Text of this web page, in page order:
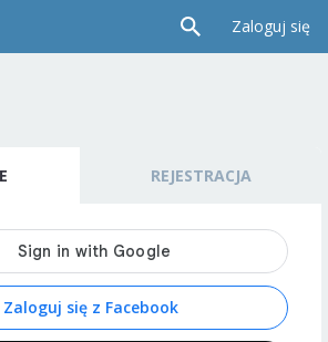
Zaloguj się
REJESTRACJA
Zaloguj się z Facebook